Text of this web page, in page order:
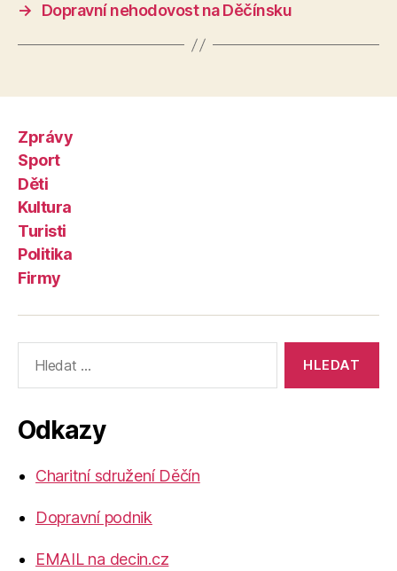
→
Dopravní nehodovost na Děčínsku
Zprávy
Sport
Děti
Kultura
Turisti
Politika
Firmy
vyhledávání:
Odkazy
Charitní sdružení Děčín
Dopravní podnik
EMAIL na decin.cz